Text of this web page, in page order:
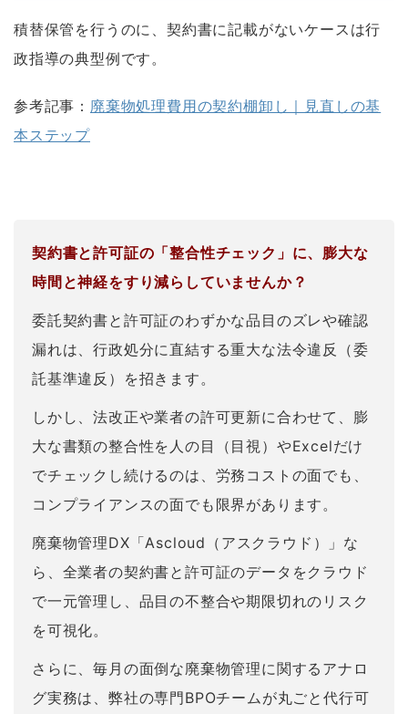
積替保管を行うのに、契約書に記載がないケースは行
政指導の典型例です。
参考記事： 廃棄物処理費用の契約棚卸し｜見直しの基
本ステップ
契約書と許可証の「整合性チェック」に、膨大な
時間と神経をすり減らしていませんか？
委託契約書と許可証のわずかな品目のズレや確認
漏れは、行政処分に直結する重大な法令違反（委
託基準違反）を招きます。
しかし、法改正や業者の許可更新に合わせて、膨
大な書類の整合性を人の目（目視）やExcelだけ
でチェックし続けるのは、労務コストの面でも、
コンプライアンスの面でも限界があります。
廃棄物管理DX「Ascloud（アスクラウド）」な
ら、全業者の契約書と許可証のデータをクラウド
で一元管理し、品目の不整合や期限切れのリスク
を可視化。
さらに、毎月の面倒な廃棄物管理に関するアナロ
グ実務は、弊社の専門BPOチームが丸ごと代行可